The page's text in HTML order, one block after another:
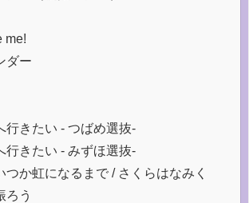
me!
ダー
行きたい - つばめ選抜-
行きたい - みずほ選抜-
つか虹になるまで / さくらはなみく
ろう